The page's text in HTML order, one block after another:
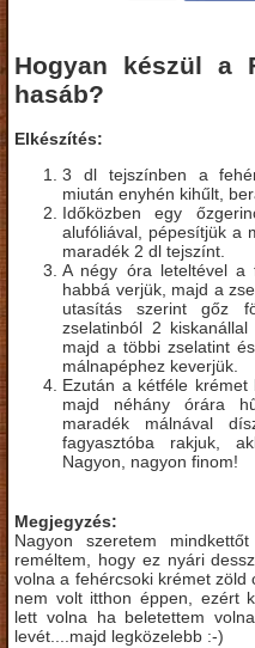
Hogyan készül a
hasáb?
Elkészítés:
3 dl tejszínben a
miután enyhén kihűlt,
Időközben egy
alufóliával, pépesítjük a
maradék 2 dl tejszínt.
A négy óra leteltével a
habbá verjük, majd a
utasítás szerint gőz
zselatinból 2
majd a többi zselatint
málnapéphez keverjük.
Ezután a kétféle krémet
majd néhány órára
maradék málnával
fagyasztóba rakjuk,
Nagyon, nagyon finom!
Megjegyzés:
Nagyon szeretem
reméltem, hogy ez nyári
volna a fehércsoki krémet
nem volt itthon éppen, ezért
lett volna ha beletettem
levét....majd legközelebb :-)